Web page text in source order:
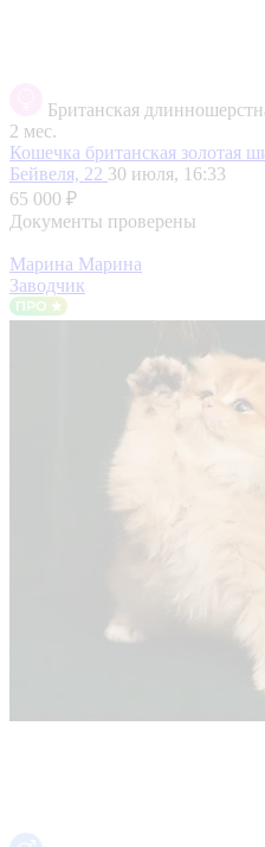
Британская
2 мес.
Кошечка британская золотая
Бейвеля, 22 30 июля, 16:33
65 000 ₽
Документы проверены
Марина Марина
Заводчик